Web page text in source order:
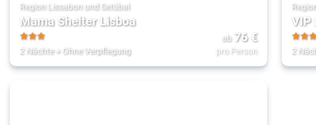
Region Lissabon und Setúbal
Mama Shelter Lisboa
3
2 Nächte+ Ohne Verpflegung
ab 76€
pro Person
VIP
4
2